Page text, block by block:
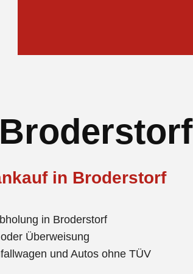
in Broderstorf
in Broderstorf
Überweisung
und Autos ohne TÜV